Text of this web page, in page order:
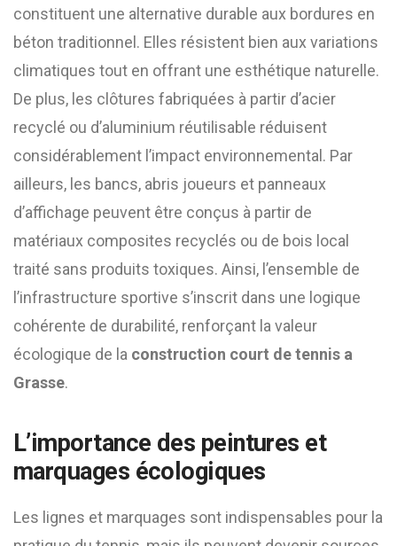
constituent une alternative durable aux bordures en
béton traditionnel. Elles résistent bien aux variations
climatiques tout en offrant une esthétique naturelle.
De plus, les clôtures fabriquées à partir d’acier
recyclé ou d’aluminium réutilisable réduisent
considérablement l’impact environnemental. Par
ailleurs, les bancs, abris joueurs et panneaux
d’affichage peuvent être conçus à partir de
matériaux composites recyclés ou de bois local
traité sans produits toxiques. Ainsi, l’ensemble de
l’infrastructure sportive s’inscrit dans une logique
cohérente de durabilité, renforçant la valeur
écologique de la construction court de tennis a
Grasse.
L’importance des peintures et
marquages écologiques
Les lignes et marquages sont indispensables pour la